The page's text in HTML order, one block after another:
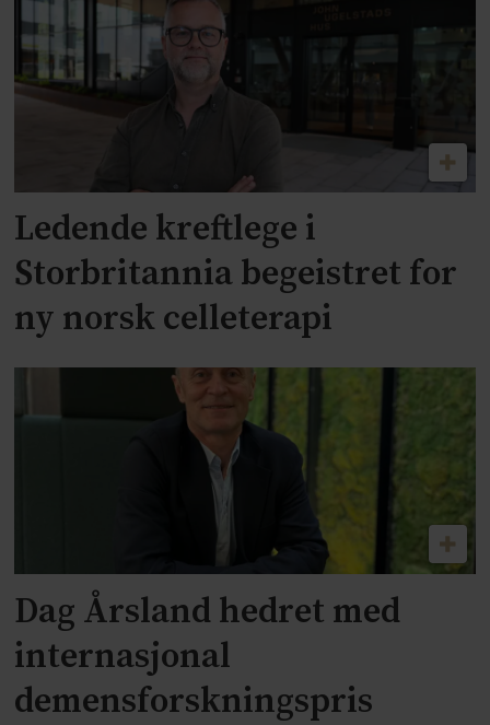
Ledende kreftlege i
Storbritannia begeistret for
ny norsk celleterapi
Dag Årsland hedret med
internasjonal
demensforskningspris